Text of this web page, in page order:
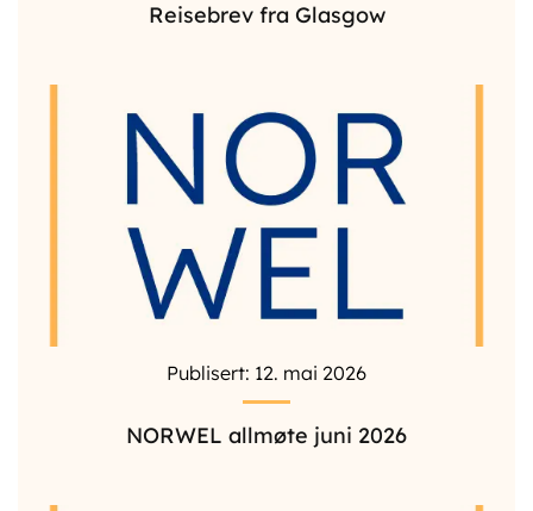
Reisebrev fra Glasgow
Publisert: 12. mai 2026
NORWEL allmøte juni 2026